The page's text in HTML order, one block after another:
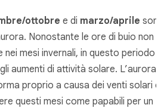
ottobre e di marzo/aprile
Nonostante le ore di buio non
mesi invernali, in questo periodo
aumenti di attività solare. L’aurora
proprio a causa dei venti solari e
questi mesi come papabili per un